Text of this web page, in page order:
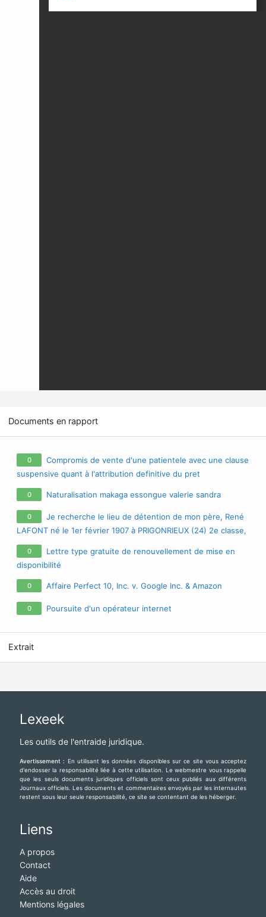
Documents en rapport
0
Compromis de vente d'une patientele avec une clause
suspensive quant à l'attribution definitive du pret
0 Naturalisation makaga essongue valerie sandra
0
Je recherche le lieu de détention de mon père, René
LAFONT né le 1er février 1907 à PRIGONRIEUX (24) 2e classe,
prisonnier en Allemagne de 1940 à 1945 ( sans plus de
précision). Merci d'avance
0
Lettre type gratuite de renouvellement de mise en
disponibilité
0 Affaire Perfect 10, Inc. v. Google Inc. & Amazon
0 Poursuite d'un opérateur internet
Extrait
Lexeek
Les outils de l'entraide juridique.
Avertissement : En utilisant les données disponibles sur ce site vous acceptez
d'endosser la responsabilité liée à cette utilisation. Le webmestre vous rappelle
que les seuls documents juridiques officiels sont ceux publiés aux différents
Journaux officiels. Les documents et commentaires envoyés par les internautes
restent sous leur seule responsabilité, ce site se contentant de les héberger.
Liens
A propos
Contact
Aide
Accès au droit
Mentions légales